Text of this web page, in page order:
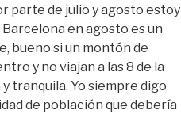
parte de julio y agosto estoy
en agosto es un
bueno si un montón de
y no viajan a las 8 de la
tranquila. Yo siempre digo
de población que debería